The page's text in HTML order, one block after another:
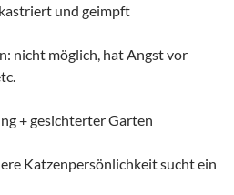
und geimpft
nicht möglich, hat Angst vor
+ gesichterter Garten
Katzenpersönlichkeit sucht ein